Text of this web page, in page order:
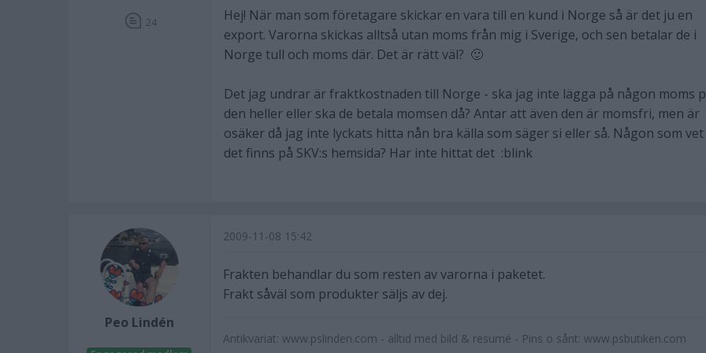
24
Hej! När man som företagare skickar en vara till en kund i Norge så är det ju en
export. Varorna skickas alltså utan moms från mig i Sverige, och sen betalar de i
Norge tull och moms där. Det är rätt väl? 🙂
Det jag undrar är fraktkostnaden till Norge - ska jag inte lägga på någon moms
den heller eller ska de betala momsen då? Antar att även den är momsfri, men är
osäker då jag inte lyckats hitta nån bra källa som säger si eller så. Någon som
det finns på SKV:s hemsida? Har inte hittat det :blink
Peo Lindén
2009-11-08 15:42
Frakten behandlar du som resten av varorna i paketet.
Frakt såväl som produkter säljs av dej.
Antikvariat: www.pslinden.com - alltid med bild & resumé - Pins o sånt: www.psbutiken.com